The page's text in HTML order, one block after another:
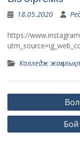
18.05.2020
https://
Колледж
Навигация
по
Бой